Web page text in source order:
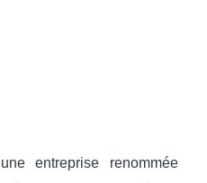
entreprise renommée